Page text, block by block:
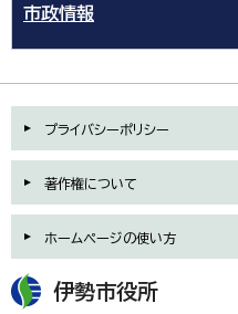
市政情報
プライバシーポリシー
著作権について
ホームページの使い方
伊勢市役所